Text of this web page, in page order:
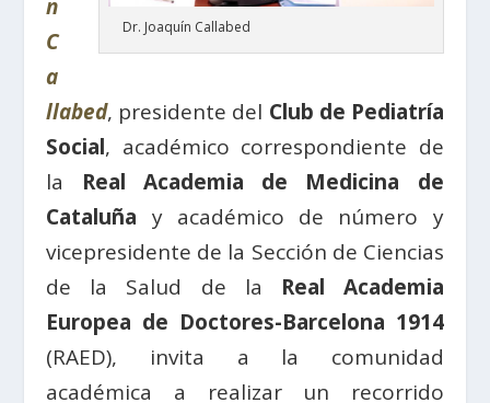
Dr. Joaquín Callabed
n
C
a
llabed, presidente del Club de Pediatría
Social, académico correspondiente de
la Real Academia de Medicina de
Cataluña y académico de número y
vicepresidente de la Sección de Ciencias
de la Salud de la Real Academia
Europea de Doctores-Barcelona 1914
(RAED), invita a la comunidad
académica a realizar un recorrido